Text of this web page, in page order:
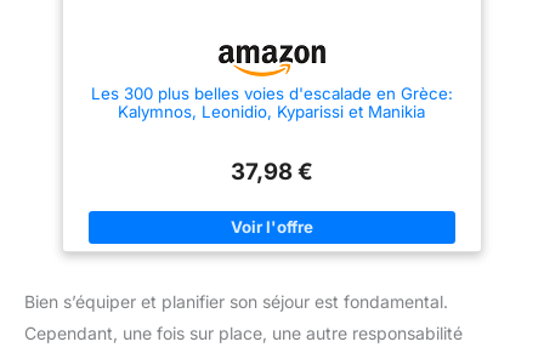
Les 300 plus belles voies d'escalade en Grèce:
Kalymnos, Leonidio, Kyparissi et Manikia
37,98 €
Bien s’équiper et planifier son séjour est fondamental.
Cependant, une fois sur place, une autre responsabilité